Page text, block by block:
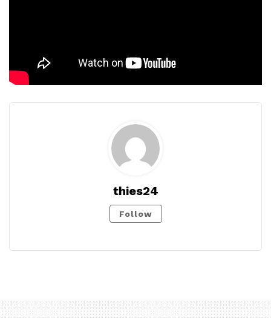
thies24
Follow